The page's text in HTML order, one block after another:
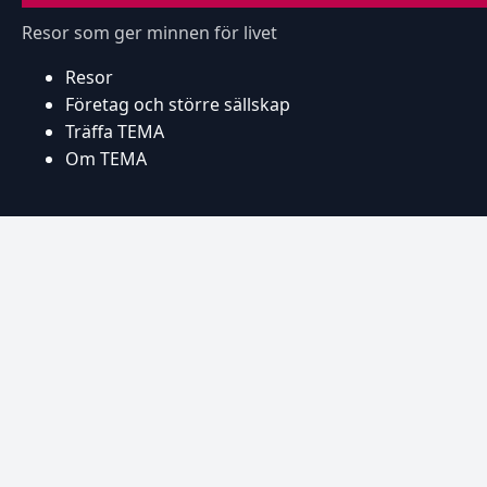
Resor som ger minnen för livet
Resor
Företag och större sällskap
Träffa TEMA
Om TEMA